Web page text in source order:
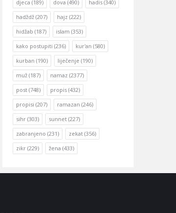
djeca (189) dova (490) hadis (340)
hadždž (207) hajz (222)
hidžab (187) islam (353)
kako postupiti (236) kur'an (580)
kurban (190) liječenje (190)
muž (187) namaz (2377)
post (748) propis (432)
propisi (207) ramazan (246)
sihr (303) sunnet (227)
zabranjeno (231) zekat (356)
zikr (229) žena (433)